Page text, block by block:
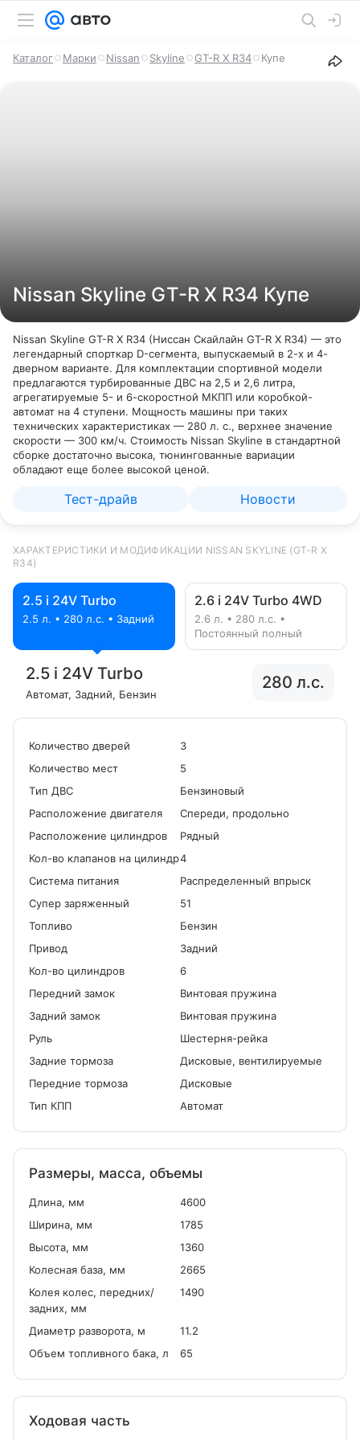
Каталог Марки Nissan Skyline GT-R X R34 Купе
Nissan Skyline GT-R X R34 Купе
Nissan Skyline GT-R X R34 (Ниссан Скайлайн GT-R X R34) — это
легендарный спорткар D-сегмента, выпускаемый в 2-х и 4-
дверном варианте. Для комплектации спортивной модели
предлагаются турбированные ДВС на 2,5 и 2,6 литра,
агрегатируемые 5- и 6-скоростной МКПП или коробкой-
автомат на 4 ступени. Мощность машины при таких
технических характеристиках — 280 л. с., верхнее значение
скорости — 300 км/ч. Стоимость Nissan Skyline в стандартной
сборке достаточно высока, тюнингованные вариации
обладают еще более высокой ценой.
Тест-драйв Новости
ХАРАКТЕРИСТИКИ И МОДИФИКАЦИИ NISSAN SKYLINE (GT-R X
R34)
2.5 i 24V Turbo
2.5 л. • 280 л.с. • Задний
2.6 i 24V Turbo 4WD
2.6 л. • 280 л.с. •
Постоянный полный
2.5 i 24V Turbo
Автомат, Задний, Бензин
280 л.с.
Количество дверей
3
Количество мест
5
Tип ДВС
Бензиновый
Расположение двигателя
Спереди, продольно
Расположение цилиндров
Рядный
Кол-во клапанов на цилиндр4
Система питания
Распределенный впрыск
Cупер заряженный
51
Топливо
Бензин
Привод
Задний
Кол-во цилиндров
6
Передний замок
Винтовая пружина
Задний замок
Винтовая пружина
Руль
Шестерня-рейка
Задние тормоза
Дисковые, вентилируемые
Передние тормоза
Дисковые
Тип КПП
Автомат
Размеры, масса, объемы
Длина, мм
4600
Ширина, мм
1785
Высота, мм
1360
Колесная база, мм
2665
Колея колес, передних/
задних, мм
1490
Диаметр разворота, м
11.2
Объем топливного бака, л
65
Ходовая часть